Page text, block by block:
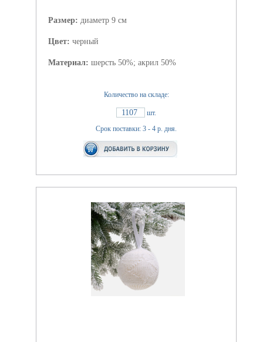
Размер: диаметр 9 см
Цвет: черный
Материал: шерсть 50%; акрил 50%
Количество на складе:
1107
шт.
Срок поставки: 3 - 4 р. дня.